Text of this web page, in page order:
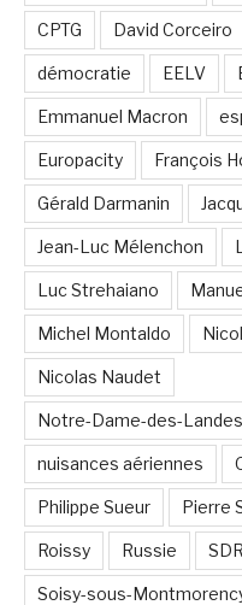
CPTG David Corceiro
démocratie EELV
Emmanuel Macron
Europacity François
Gérald Darmanin
Jean-Luc Mélenchon
Luc Strehaiano
Michel Montaldo
Nicolas Naudet
Notre-Dame-des-Landes
nuisances aériennes
Philippe Sueur Pierre
Roissy Russie
Soisy-sous-